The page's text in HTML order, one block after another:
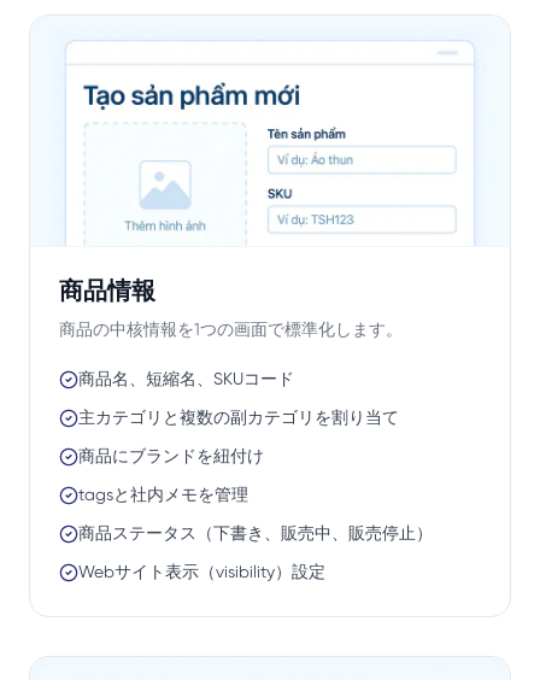
商品情報
商品の中核情報を1つの画面で標準化します。
商品名、短縮名、SKUコード
主カテゴリと複数の副カテゴリを割り当て
商品にブランドを紐付け
tagsと社内メモを管理
商品ステータス（下書き、販売中、販売停止）
Webサイト表示（visibility）設定